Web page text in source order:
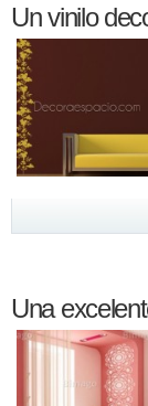
Un vinilo
Una